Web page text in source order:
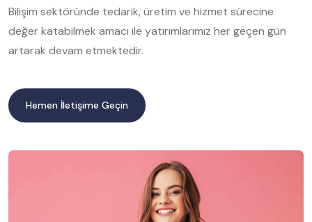
Bilişim sektöründe tedarik, üretim ve hizmet sürecine
değer katabilmek amacı ile yatırımlarımız her geçen gün
artarak devam etmektedir.
Hemen İletişime Geçin